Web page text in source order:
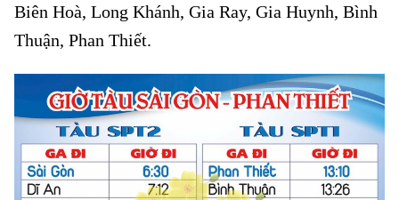
Biên Hoà, Long Khánh, Gia Ray, Gia Huynh, Bình
Thuận, Phan Thiết.